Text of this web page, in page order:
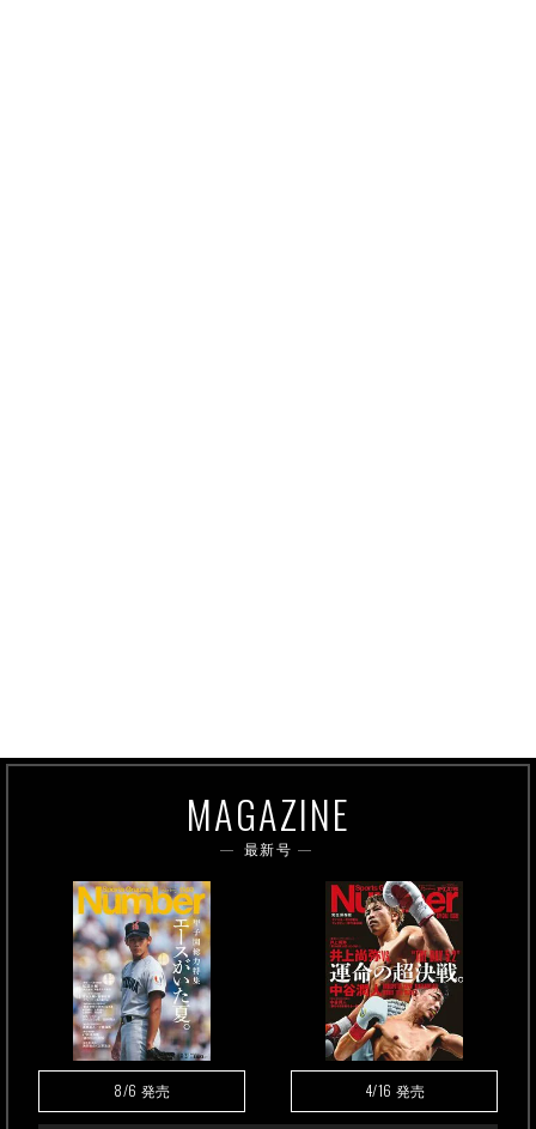
MAGAZINE
最新号
8/6 発売 4/16 発売